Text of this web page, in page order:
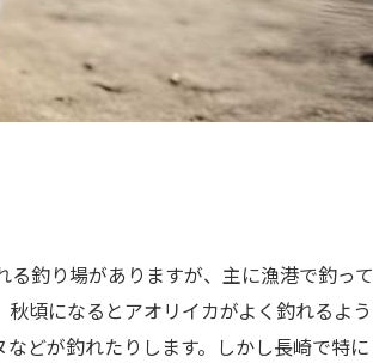
釣り場がありますが、主に漁港で釣って
頃になるとアオリイカがよく釣れるよう
どが釣れたりします。しかし長崎で特に